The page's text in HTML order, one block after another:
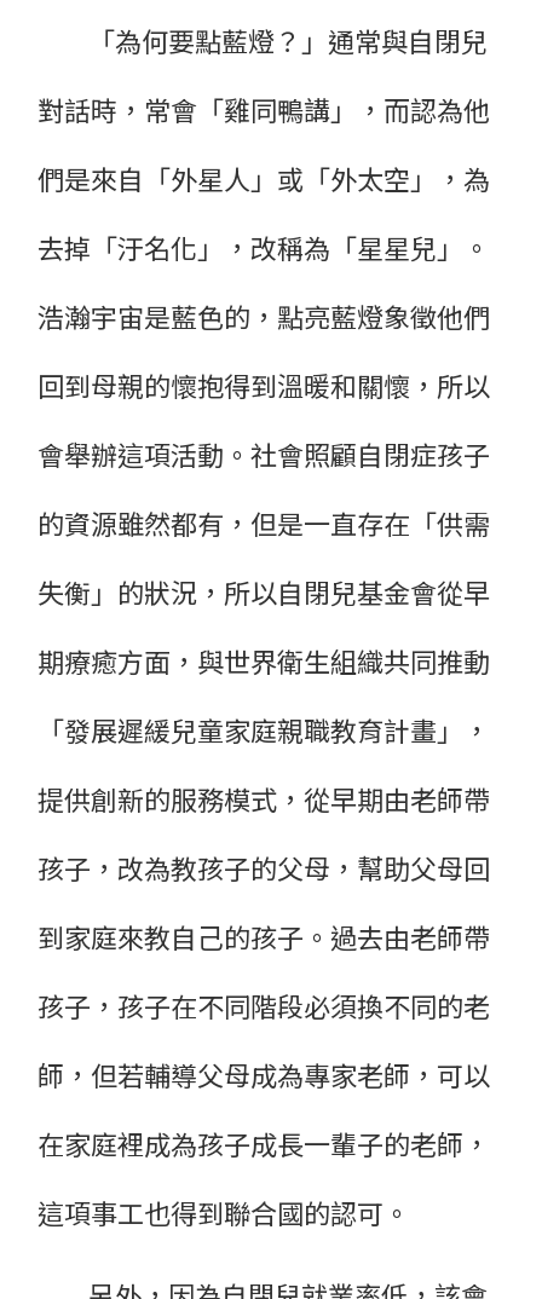
「為何要點藍燈？」通常與自閉兒
對話時，常會「雞同鴨講」，而認為他
們是來自「外星人」或「外太空」，為
去掉「汙名化」，改稱為「星星兒」。
浩瀚宇宙是藍色的，點亮藍燈象徵他們
回到母親的懷抱得到溫暖和關懷，所以
會舉辦這項活動。社會照顧自閉症孩子
的資源雖然都有，但是一直存在「供需
失衡」的狀況，所以自閉兒基金會從早
期療癒方面，與世界衛生組織共同推動
「發展遲緩兒童家庭親職教育計畫」，
提供創新的服務模式，從早期由老師帶
孩子，改為教孩子的父母，幫助父母回
到家庭來教自己的孩子。過去由老師帶
孩子，孩子在不同階段必須換不同的老
師，但若輔導父母成為專家老師，可以
在家庭裡成為孩子成長一輩子的老師，
這項事工也得到聯合國的認可。